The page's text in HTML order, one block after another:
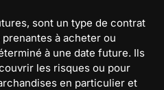
sont un type de contrat
à acheter ou
à une date future. Ils
les risques ou pour
en particulier et